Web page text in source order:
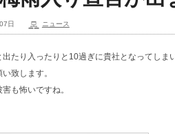
日 ニュース
たり入ったりと10過ぎに貴社となってしま
致します。
も怖いですね。